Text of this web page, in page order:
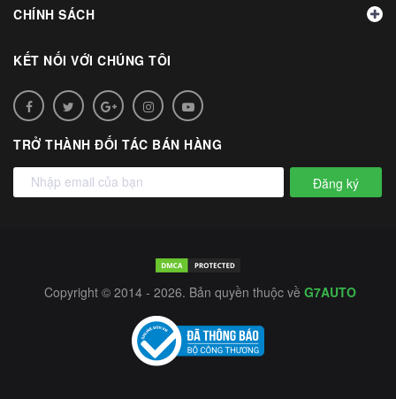
CHÍNH SÁCH
KẾT NỐI VỚI CHÚNG TÔI
TRỞ THÀNH ĐỐI TÁC BÁN HÀNG
Đăng ký
Copyright © 2014 - 2026. Bản quyền thuộc về G7AUTO